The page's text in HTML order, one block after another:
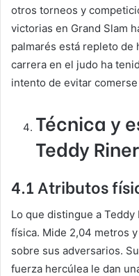
otros torneos y
victorias en Grand Slam
palmarés está repleto de
carrera en el judo ha
intento de evitar
Técnica y
Teddy Riner
4.1 Atributos
Lo que distingue a
física. Mide 2,04 metros
sobre sus adversarios.
fuerza hercúlea le dan